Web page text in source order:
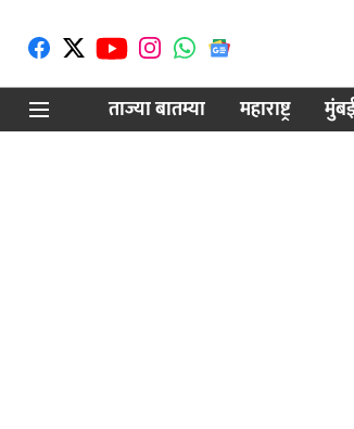
ताज्या बातम्या
महाराष्ट्र